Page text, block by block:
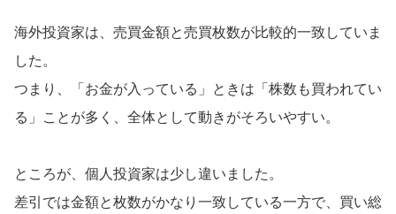
海外投資家は、売買金額と売買枚数が比較的一致していま
した。
つまり、「お金が入っている」ときは「株数も買われてい
る」ことが多く、全体として動きがそろいやすい。
ところが、個人投資家は少し違いました。
差引では金額と枚数がかなり一致している一方で、買い総